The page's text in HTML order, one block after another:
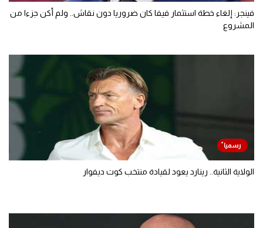
فينجر: إلغاء خطة استثمار فيفا كان ضروريا دون نقاش.. ولم أكن جزءا من
المشروع
الولاية الثانية.. رينارد يعود لقيادة منتخب كوت ديفوار